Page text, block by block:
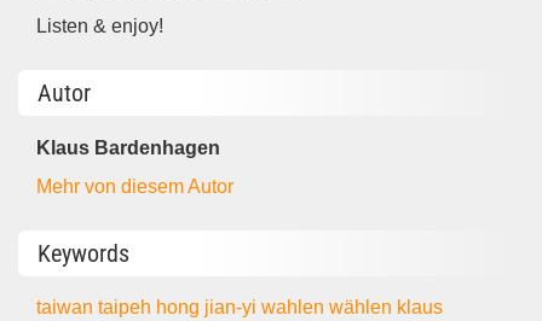
Listen & enjoy!
Autor
Klaus Bardenhagen
Mehr von diesem Autor
Keywords
taiwantaipeh hong jian-yiwahlenwählen klaus